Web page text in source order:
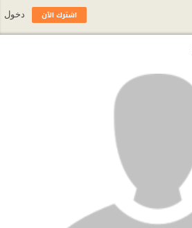
اشترك الآن دخول